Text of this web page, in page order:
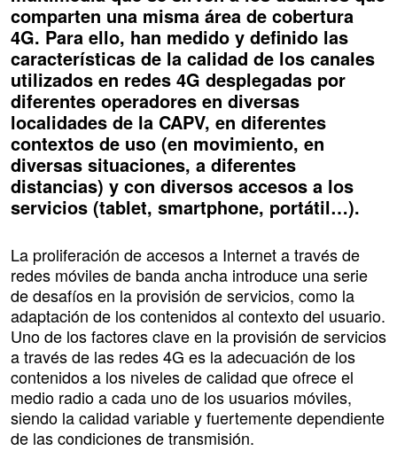
comparten una misma área de cobertura
4G. Para ello, han medido y definido las
características de la calidad de los canales
utilizados en redes 4G desplegadas por
diferentes operadores en diversas
localidades de la CAPV, en diferentes
contextos de uso (en movimiento, en
diversas situaciones, a diferentes
distancias) y con diversos accesos a los
servicios (tablet, smartphone, portátil…).
La proliferación de accesos a Internet a través de
redes móviles de banda ancha introduce una serie
de desafíos en la provisión de servicios, como la
adaptación de los contenidos al contexto del usuario.
Uno de los factores clave en la provisión de servicios
a través de las redes 4G es la adecuación de los
contenidos a los niveles de calidad que ofrece el
medio radio a cada uno de los usuarios móviles,
siendo la calidad variable y fuertemente dependiente
de las condiciones de transmisión.